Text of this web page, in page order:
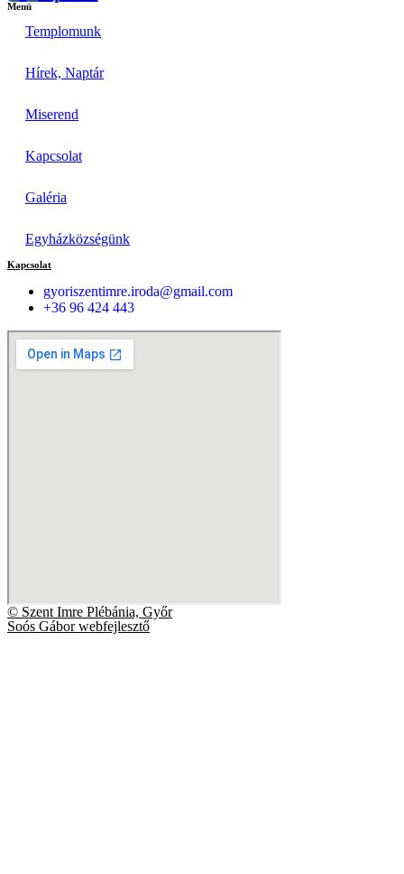
Menü
Templomunk
Hírek, Naptár
Miserend
Kapcsolat
Galéria
Egyházközségünk
Kapcsolat
gyoriszentimre.iroda@gmail.com
+36 96 424 443
© Szent Imre Plébánia, Győr
Soós Gábor webfejlesztő